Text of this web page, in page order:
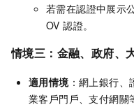
若需在認證中展示
OV 認證。
情境三：金融、政府、
適用情境：網上銀行、
業客戶門戶、支付網關